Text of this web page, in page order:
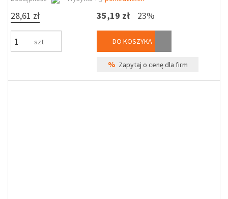
28,61 zł
szt
35,19 zł 23%
DO KOSZYKA
% Zapytaj o cenę dla firm